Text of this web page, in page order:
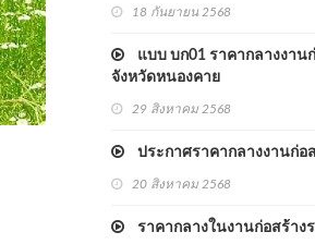
18 กันยายน 2568
แบบ บก01 ราคากลางงาน
จังหวัดหนองคาย
29 สิงหาคม 2568
ประกาศราคากลางงานก่อ
20 สิงหาคม 2568
ราคากลางในงานก่อสร้าง